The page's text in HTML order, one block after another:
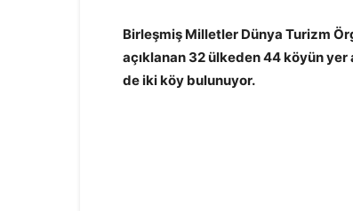
Birleşmiş Milletler Dünya Turizm
açıklanan 32 ülkeden 44 köyün yer
de iki köy bulunuyor.